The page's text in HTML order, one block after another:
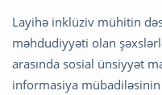
Layihə inklüziv mühitin
məhdudiyyəti olan
arasında sosial ünsiyyət
informasiya mübadiləsinin